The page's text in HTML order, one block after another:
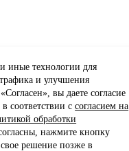
иные технологии для
и улучшения
вы даете согласие
соответствии ссогласием на
обработки
нажмите кнопку
решение позже в